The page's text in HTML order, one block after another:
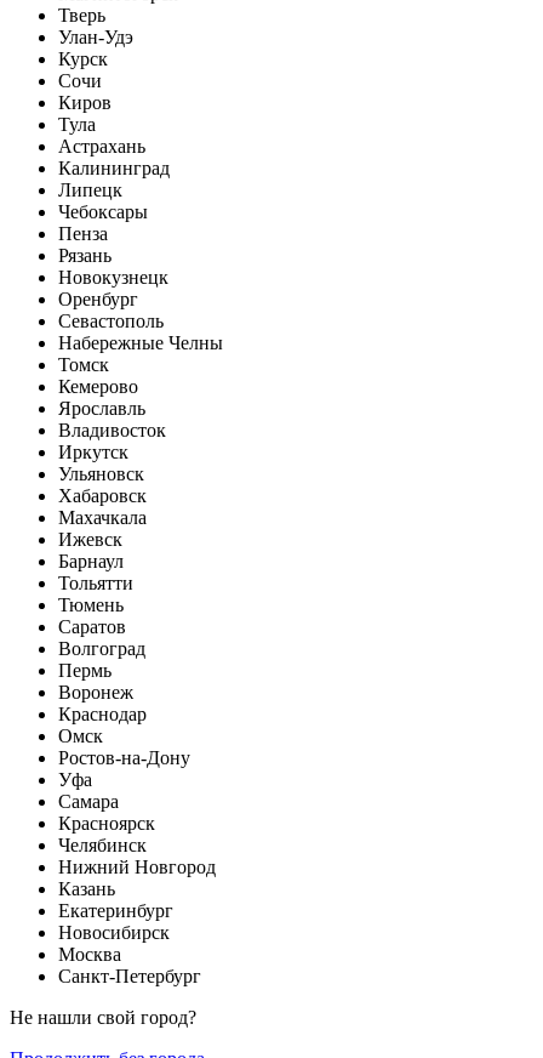
Тверь
Улан-Удэ
Курск
Сочи
Киров
Тула
Астрахань
Калининград
Липецк
Чебоксары
Пенза
Рязань
Новокузнецк
Оренбург
Севастополь
Набережные Челны
Томск
Кемерово
Ярославль
Владивосток
Иркутск
Ульяновск
Хабаровск
Махачкала
Ижевск
Барнаул
Тольятти
Тюмень
Саратов
Волгоград
Пермь
Воронеж
Краснодар
Омск
Ростов-на-Дону
Уфа
Самара
Красноярск
Челябинск
Нижний Новгород
Казань
Екатеринбург
Новосибирск
Москва
Санкт-Петербург
Не нашли свой город?